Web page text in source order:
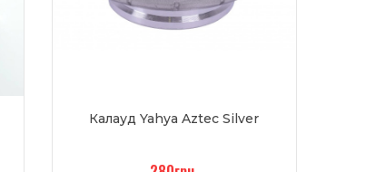
Калауд Yahya Aztec Silver